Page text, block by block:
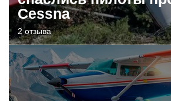
Cessna
2 отзыва